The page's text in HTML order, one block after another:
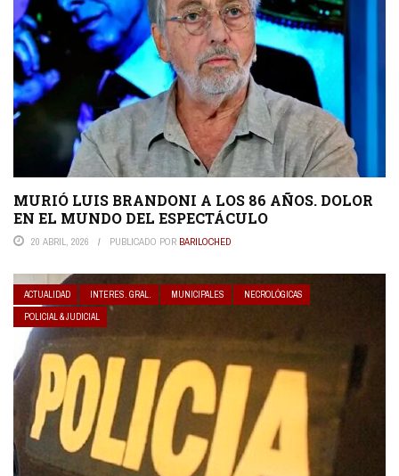
MURIÓ LUIS BRANDONI A LOS 86 AÑOS. DOLOR
EN EL MUNDO DEL ESPECTÁCULO
20 ABRIL, 2026 PUBLICADO POR BARILOCHED
ACTUALIDAD INTERES. GRAL. MUNICIPALES
NECROLÓGICAS
POLICIAL & JUDICIAL